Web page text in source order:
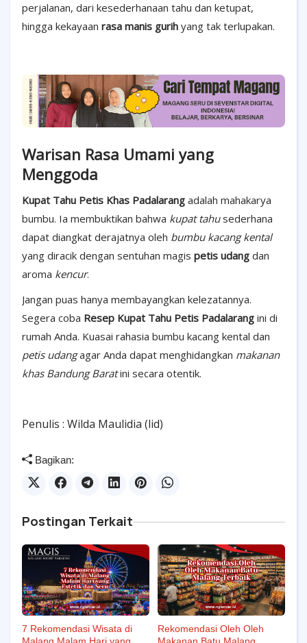
perjalanan, dari kesederhanaan tahu dan ketupat,
hingga kekayaan rasa manis gurih yang tak terlupakan.
Warisan Rasa Umami yang
Menggoda
Kupat Tahu Petis Khas Padalarang adalah mahakarya
bumbu. Ia membuktikan bahwa kupat tahusederhana
dapat diangkat derajatnya oleh bumbu kacang kental
yang diracik dengan sentuhan magis petis udang dan
aroma kencur.
Jangan puas hanya membayangkan kelezatannya.
Segera coba Resep Kupat Tahu Petis Padalarang ini di
rumah Anda. Kuasai rahasia bumbu kacang kental dan
petis udangagar Anda dapat menghidangkan makanan
khas Bandung Baratini secara otentik.
Penulis : Wilda Maulidia (lid)
Bagikan:
Postingan Terkait
7 Rekomendasi Wisata di
Rekomendasi Oleh Oleh